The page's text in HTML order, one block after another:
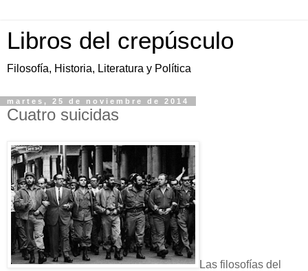
Libros del crepúsculo
Filosofía, Historia, Literatura y Política
martes, 25 de noviembre de 2014
Cuatro suicidas
Las filosofías del